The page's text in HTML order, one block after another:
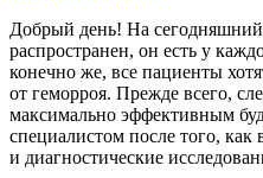
Добрый день! На
распространен, он есть у
конечно же, все пациенты
от геморроя. Прежде всего,
максимально эффективным
специалистом после того,
и диагностические